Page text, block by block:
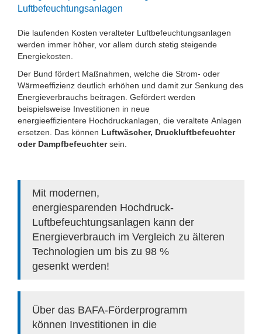
Luftbefeuchtungsanlagen
Die laufenden Kosten veralteter Luftbefeuchtungsanlagen
werden immer höher, vor allem durch stetig steigende
Energiekosten.
Der Bund fördert Maßnahmen, welche die Strom- oder
Wärmeeffizienz deutlich erhöhen und damit zur Senkung des
Energieverbrauchs beitragen. Gefördert werden
beispielsweise Investitionen in neue
energieeffizientere Hochdruckanlagen, die veraltete Anlagen
ersetzen. Das können Luftwäscher, Druckluftbefeuchter
oder Dampfbefeuchtersein.
Mit modernen,
energiesparenden Hochdruck-
Luftbefeuchtungsanlagen kann der
Energieverbrauch im Vergleich zu älteren
Technologien um bis zu 98 %
gesenkt werden!
Über das BAFA-Förderprogramm
können Investitionen in die